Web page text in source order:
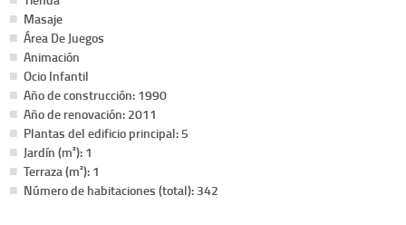
Masaje
Área De Juegos
Animación
Ocio Infantil
Año de construcción: 1990
Año de renovación: 2011
Plantas del edificio principal: 5
Jardín (m²): 1
Terraza (m²): 1
Número de habitaciones (total): 342